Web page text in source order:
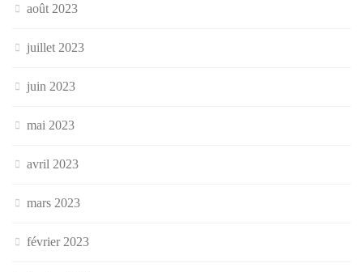
août 2023
juillet 2023
juin 2023
mai 2023
avril 2023
mars 2023
février 2023